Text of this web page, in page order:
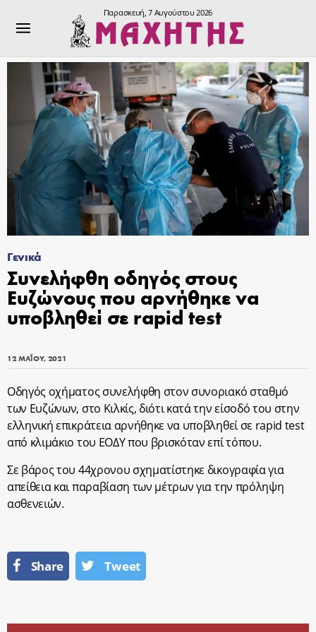
Παρασκευή, 7 Αυγούστου 2026
Γενικά
Συνελήφθη οδηγός στους
Ευζώνους που αρνήθηκε να
υποβληθεί σε rapid test
12 ΜΑΪ́ΟΥ, 2021
Οδηγός οχήματος συνελήφθη στον συνοριακό σταθμό
των Ευζώνων, στο Κιλκίς, διότι κατά την είσοδό του στην
ελληνική επικράτεια αρνήθηκε να υποβληθεί σε rapid test
από κλιμάκιο του ΕΟΔΥ που βρισκόταν επί τόπου.
Σε βάρος του 44χρονου σχηματίστηκε δικογραφία για
απείθεια και παραβίαση των μέτρων για την πρόληψη
ασθενειών.
Share Tweet